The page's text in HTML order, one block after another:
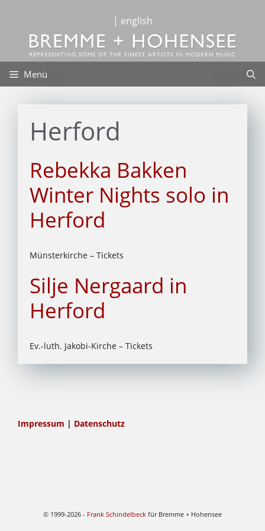
| english
Menü
Herford
Rebekka Bakken
Winter Nights solo in
Herford
Münsterkirche – Tickets
Silje Nergaard in
Herford
Ev.-luth. Jakobi-Kirche – Tickets
Impressum | Datenschutz
© 1999-2026 - Frank Schindelbeck für Bremme + Hohensee